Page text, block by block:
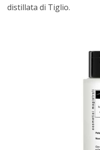
distillata di Tiglio.